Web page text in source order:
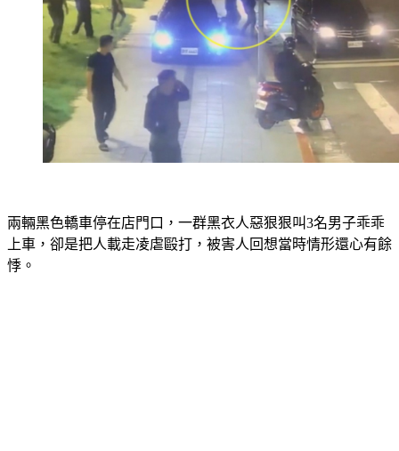
兩輛黑色轎車停在店門口，一群黑衣人惡狠狠叫3名男子乖乖
上車，卻是把人載走凌虐毆打，被害人回想當時情形還心有餘
悸。